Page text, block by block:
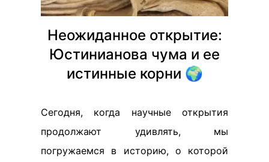
Неожиданное открытие:
Юстинианова чума и ее
истинные корни 🌍
Сегодня, когда научные открытия
продолжают удивлять, мы
погружаемся в историю, о которой